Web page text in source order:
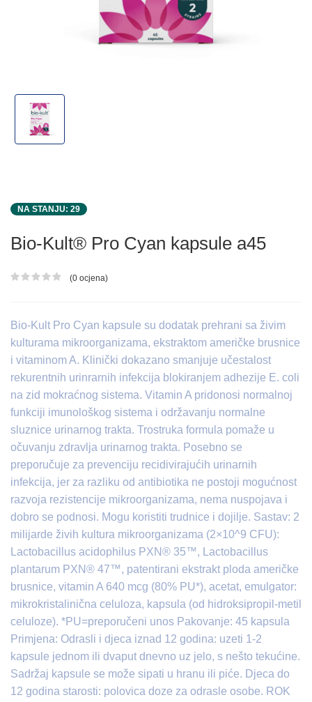
NA STANJU: 29
Bio-Kult® Pro Cyan kapsule a45
Ocjena proizvoda
(0 ocjena)
Bio-Kult Pro Cyan kapsule su dodatak prehrani sa živim
kulturama mikroorganizama, ekstraktom američke brusnice
i vitaminom A. Klinički dokazano smanjuje učestalost
rekurentnih urinrarnih infekcija blokiranjem adhezije E. coli
na zid mokraćnog sistema. Vitamin A pridonosi normalnoj
funkciji imunološkog sistema i održavanju normalne
sluznice urinarnog trakta. Trostruka formula pomaže u
očuvanju zdravlja urinarnog trakta. Posebno se
preporučuje za prevenciju recidivirajućih urinarnih
infekcija, jer za razliku od antibiotika ne postoji mogućnost
razvoja rezistencije mikroorganizama, nema nuspojava i
dobro se podnosi. Mogu koristiti trudnice i dojilje. Sastav: 2
milijarde živih kultura mikroorganizama (2×10^9 CFU):
Lactobacillus acidophilus PXN® 35™, Lactobacillus
plantarum PXN® 47™, patentirani ekstrakt ploda američke
brusnice, vitamin A 640 mcg (80% PU*), acetat, emulgator:
mikrokristalinična celuloza, kapsula (od hidroksipropil-metil
celuloze). *PU=preporučeni unos Pakovanje: 45 kapsula
Primjena: Odrasli i djeca iznad 12 godina: uzeti 1-2
kapsule jednom ili dvaput dnevno uz jelo, s nešto tekućine.
Sadržaj kapsule se može sipati u hranu ili piće. Djeca do
12 godina starosti: polovica doze za odrasle osobe. ROK